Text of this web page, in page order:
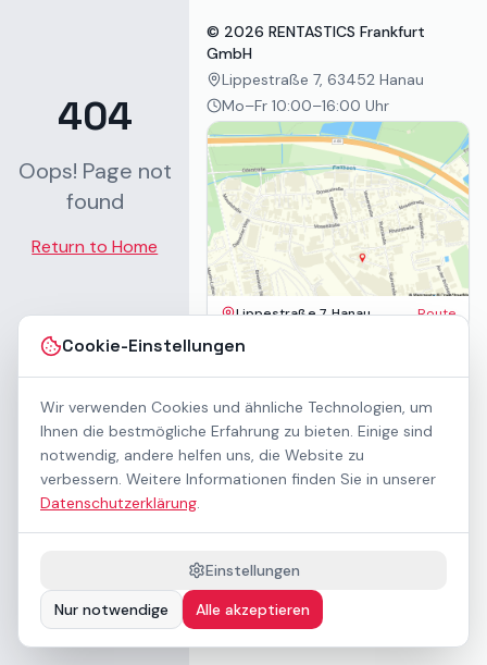
Cookie-Einstellungen
Wir verwenden Cookies und ähnliche Technologien, um
Ihnen die bestmögliche Erfahrung zu bieten. Einige sind
notwendig, andere helfen uns, die Website zu
verbessern. Weitere Informationen finden Sie in unserer
Datenschutzerklärung.
Einstellungen
Nur notwendige
Alle akzeptieren
404
Oops! Page not
found
Return to Home
© 2026 RENTASTICS Frankfurt
GmbH
Lippestraße 7, 63452 Hanau
Mo–Fr 10:00–16:00 Uhr
Lippestraße 7, Hanau Route
Impressum
Barrierefreiheit
Kontakt
Mietbedingungen
Cookie-Einstellungen
Downloads
Preisliste (PDF)
Barrierefrei nach WCAG 2.1 AA